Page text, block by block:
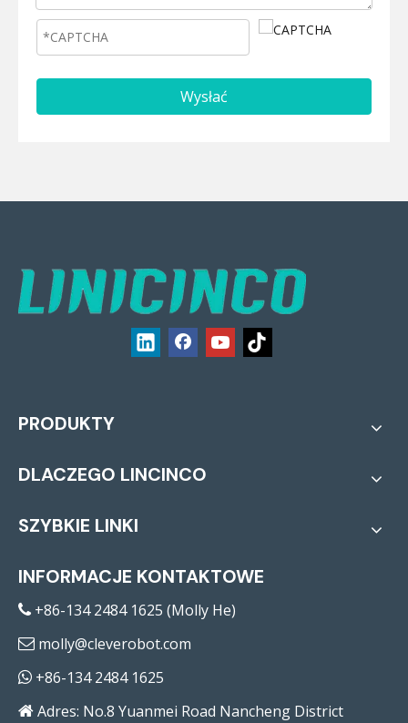
Wysłać
PRODUKTY
DLACZEGO LINCINCO
SZYBKIE LINKI
INFORMACJE KONTAKTOWE
 +86-134 2484 1625 (Molly He)
 molly@cleverobot.com
 +86-134 2484 1625
 Adres: No.8 Yuanmei Road Nancheng District